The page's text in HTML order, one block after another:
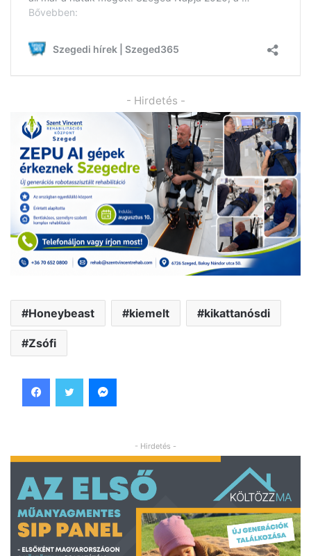
- Hirdetés -
Honeybeast kiemelt kikattanósdi
Zsófi
- Hirdetés -